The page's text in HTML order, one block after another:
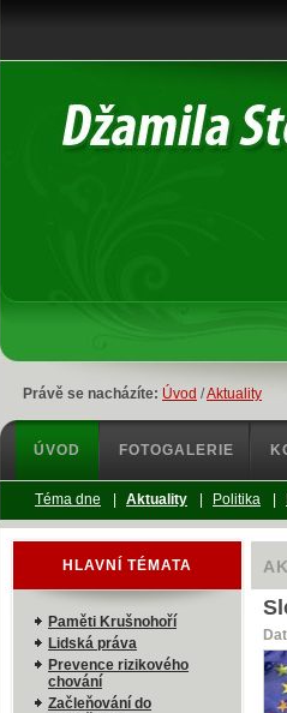
Právě se nacházíte: Úvod /Aktuality
HLAVNÍ TÉMATA
Paměti Krušnohoří
Lidská práva
Prevence rizikového
chování
Začleňování do
ÚVOD FOTOGALERIE
Téma dne Aktuality Politika